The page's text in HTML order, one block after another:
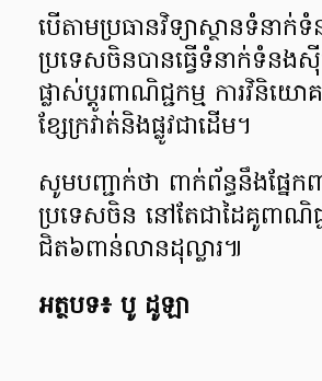
បើតាមប្រធានវិទ្យាស្ថានទំនាក់
ប្រទេសចិនបានធ្វើទំនាក់ទំនងស៊ី
ផ្លាស់ប្ដូរពាណិជ្ជកម្ម ការវិនិ
ខ្សែក្រវាត់និងផ្លូវជាដើម។
សូមបញ្ជាក់ថា ពាក់ព័ន្ធនឹងផ្នែ
ប្រទេសចិន នៅតែជាដៃគូពាណិ
ជិត៦ពាន់លានដុល្លារ៕
អត្ថបទ៖ បូ ដូឡា​